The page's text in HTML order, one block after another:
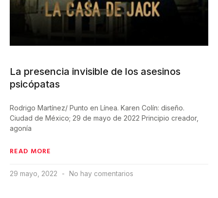
La presencia invisible de los asesinos
psicópatas
Rodrigo Martínez/ Punto en Línea. Karen Colín: diseño.
Ciudad de México; 29 de mayo de 2022 Principio creador,
agonía
READ MORE
29 mayo, 2022 No hay comentarios